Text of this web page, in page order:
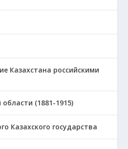
Казахстана российскими
(1881-1915)
Казахского государства